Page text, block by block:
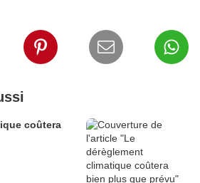
coûtera